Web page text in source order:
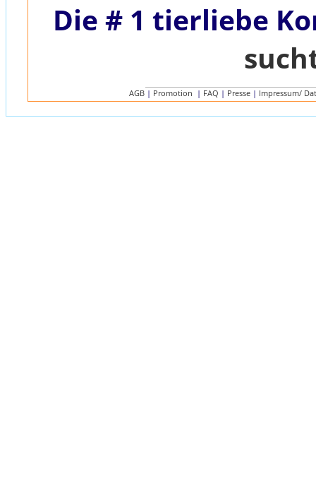
Die # 1 tierliebe
AGB | Promotion | FAQ | Presse | Impressum/